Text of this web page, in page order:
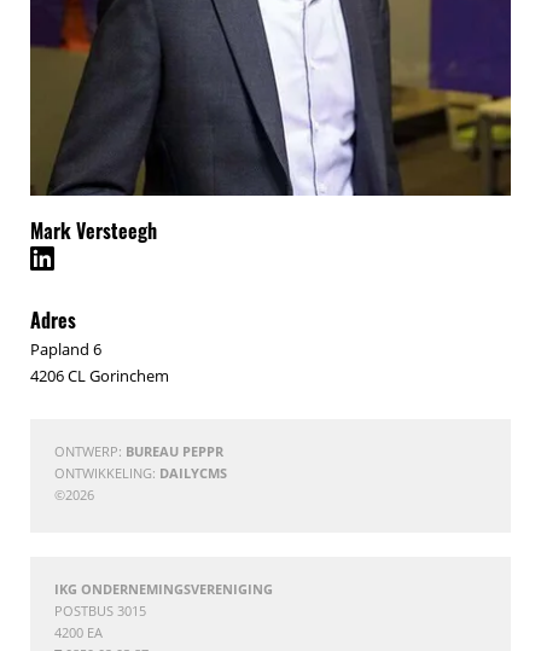
Adres
Papland 6
4206 CL Gorinchem
Mark Versteegh
ONTWERP: BUREAU PEPPR
ONTWIKKELING: DAILYCMS
©2026
IKG ONDERNEMINGSVERENIGING
POSTBUS 3015
4200 EA